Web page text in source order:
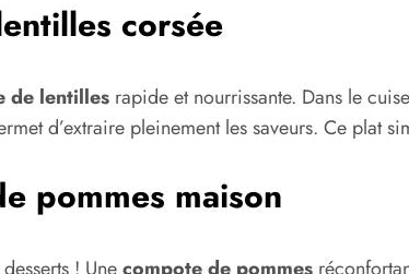
corsée
de lentilles rapide et nourrissante. Dans le
d’extraire pleinement les saveurs. Ce plat
pommes maison
! Unecompote de pommes